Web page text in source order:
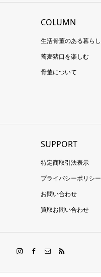
COLUMN
生活骨董のある暮らし
蕎麦猪口を楽しむ
骨董について
SUPPORT
特定商取引法表示
プライバシーポリシー
お問い合わせ
買取お問い合わせ